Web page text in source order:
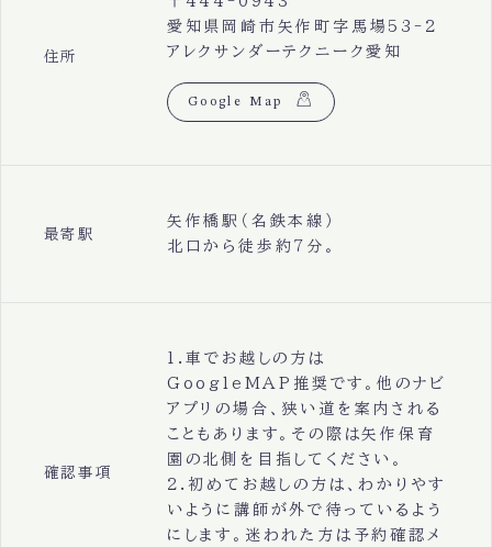
住所
愛知県岡崎市矢作町字馬場53-2
アレクサンダーテクニーク愛知
Google Map
最寄駅
矢作橋駅（名鉄本線）
北口から徒歩約7分。
確認事項
1.車でお越しの方は
GoogleMAP推奨です。他のナビ
アプリの場合、狭い道を案内される
こともあります。その際は矢作保育
園の北側を目指してください。
2.初めてお越しの方は、わかりやす
いように講師が外で待っているよう
にします。迷われた方は予約確認メ